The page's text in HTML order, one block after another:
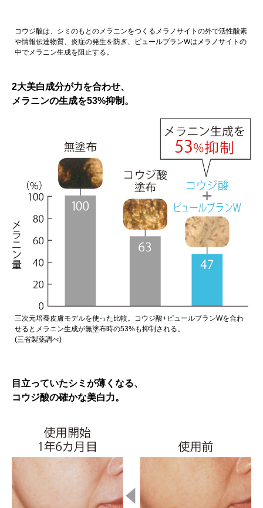
コウジ酸は、シミのもとのメラニンをつくるメラノサイトの外で活性酸素
や情報伝達物質、炎症の発生を防ぎ、ピュールブランWはメラノサイトの
中でメラニン生成を阻止する。
2大美白成分が力を合わせ、
メラニンの生成を53%抑制。
三次元培養皮膚モデルを使った比較。コウジ酸+ピュールブランWを合わ
せるとメラニン生成が無塗布時の53%も抑制される。
(三省製薬調べ)
目立っていたシミが薄くなる、
コウジ酸の確かな美白力。